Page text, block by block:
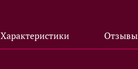
Характеристики Отзывы